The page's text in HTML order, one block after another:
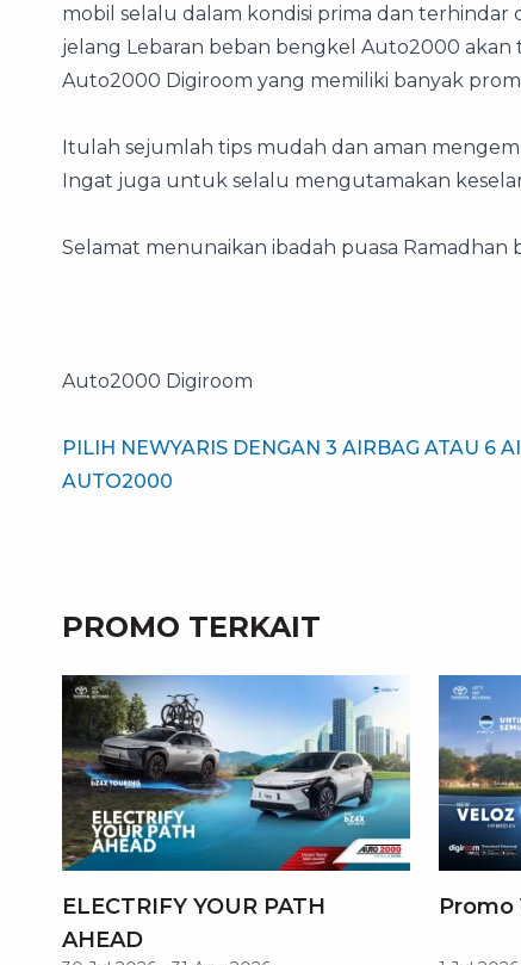
mobil selalu dalam kondisi prima dan terhindar
jelang Lebaran beban bengkel Auto2000 akan
Auto2000 Digiroom yang memiliki banyak
Itulah sejumlah tips mudah dan aman
Ingat juga untuk selalu mengutamakan
Selamat menunaikan ibadah puasa Ramadhan
Auto2000 Digiroom
PILIH NEWYARIS DENGAN 3 AIRBAG ATAU 6
AUTO2000
PROMO TERKAIT
ELECTRIFY YOUR PATH
AHEAD
Promo